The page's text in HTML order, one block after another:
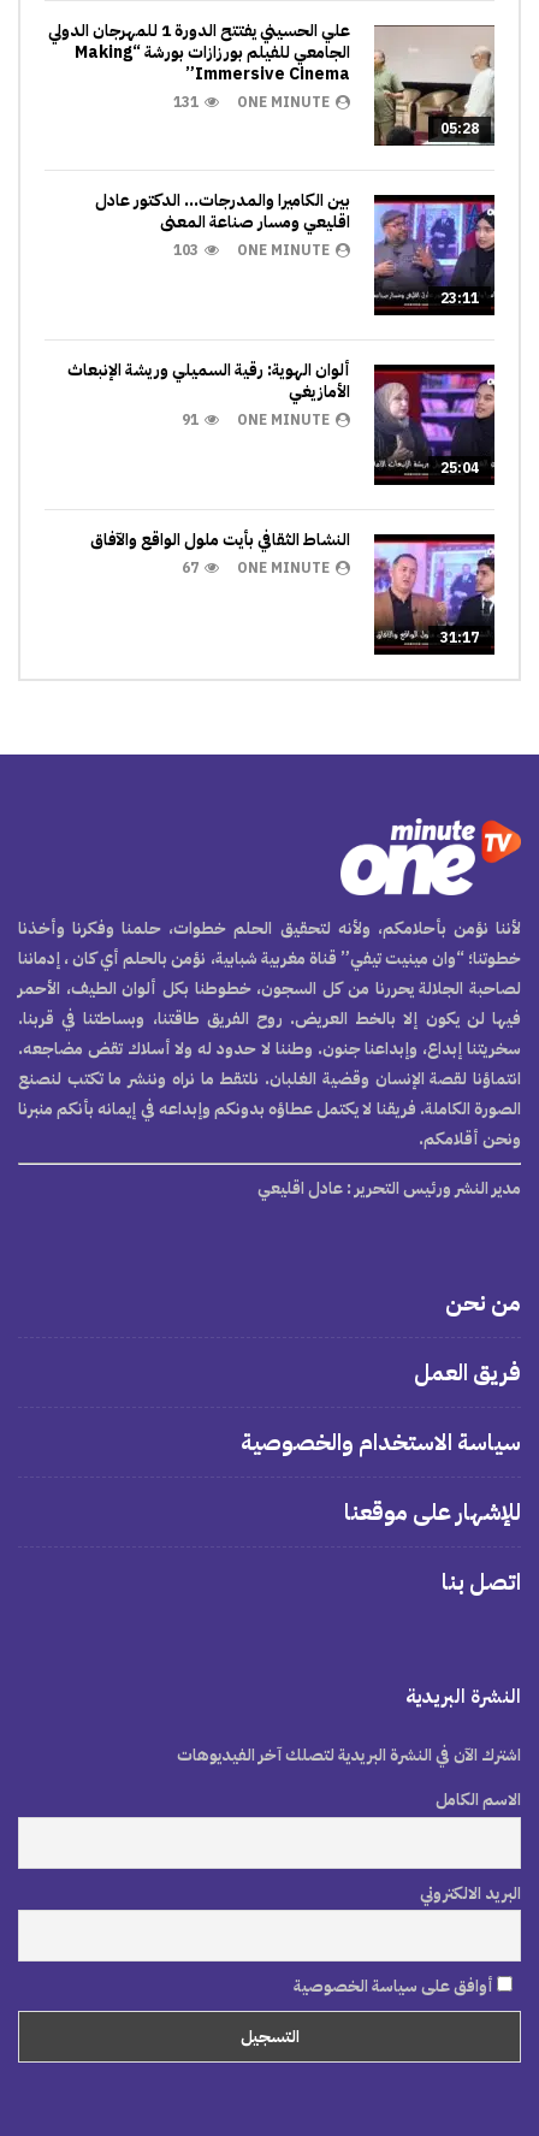
05:28
علي الحسيني يفتتح الدورة 1 للمهرجان الدولي
الجامعي للفيلم بورزازات بورشة “Making
Immersive Cinema”
ONE MINUTE
131
23:11
بين الكاميرا والمدرجات… الدكتور عادل
اقليعي ومسار صناعة المعنى
ONE MINUTE
103
25:04
ألوان الهوية: رقية السميلي وريشة الإنبعاث
الأمازيغي
ONE MINUTE
91
31:17
النشاط الثقافي بأيت ملول الواقع والآفاق
ONE MINUTE
67
لأننا نؤمن بأحلامكم، ولأنه لتحقيق الحلم خطوات، حلمنا وفكرنا وأخذنا
خطوتنا؛ “وان مينيت تيفي” قناة مغربية شبابية، نؤمن بالحلم أي كان ، إدماننا
لصاحبة الجلالة يحررنا من كل السجون، خطوطنا بكل ألوان الطيف، الأحمر
فيها لن يكون إلا بالخط العريض. روح الفريق طاقتنا، وبساطتنا في قربنا.
سخريتنا إبداع، وإبداعنا جنون. وطننا لا حدود له ولا أسلاك تقض مضاجعه.
انتماؤنا لقصة الإنسان وقضية الغلبان. نلتقط ما نراه وننشر ما تكتب لنصنع
الصورة الكاملة. فريقنا لا يكتمل عطاؤه بدونكم وإبداعه في إيمانه بأنكم منبرنا
ونحن أقلامكم.
مدير النشر ورئيس التحرير: عادل اقليعي
من نحن
فريق العمل
سياسة الاستخدام والخصوصية
للإشهار على موقعنا
اتصل بنا
النشرة البريدية
اشترك الآن في النشرة البريدية لتصلك آخر الفيديوهات
الاسم الكامل
البريد الالكتروني
أوافق على سياسة الخصوصية